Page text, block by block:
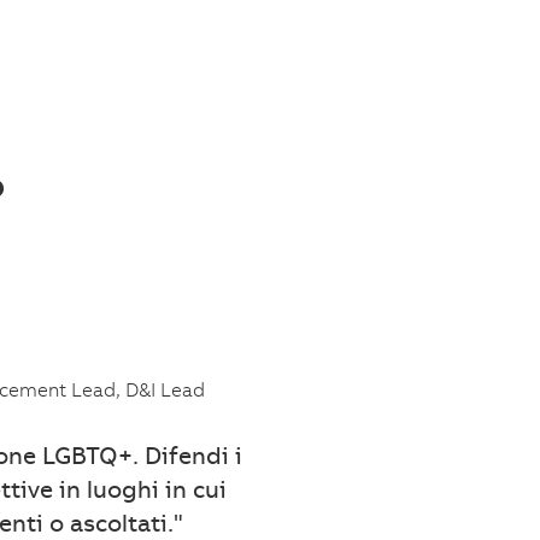
Lead, D&I Lead
LGBTQ+. Difendi i
in luoghi in cui
o ascoltati."